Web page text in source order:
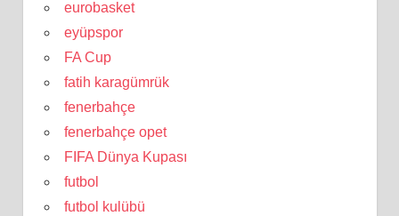
eurobasket
eyüpspor
FA Cup
fatih karagümrük
fenerbahçe
fenerbahçe opet
FIFA Dünya Kupası
futbol
futbol kulübü